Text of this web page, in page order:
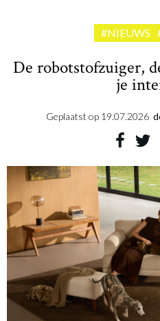
#NIEUWS
De robotstofzuiger,
je
Geplaatst op 19.07.2026